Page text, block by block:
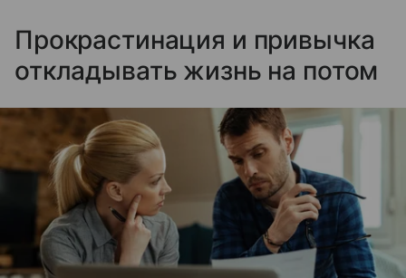
Прокрастинация и привычка
откладывать жизнь на потом